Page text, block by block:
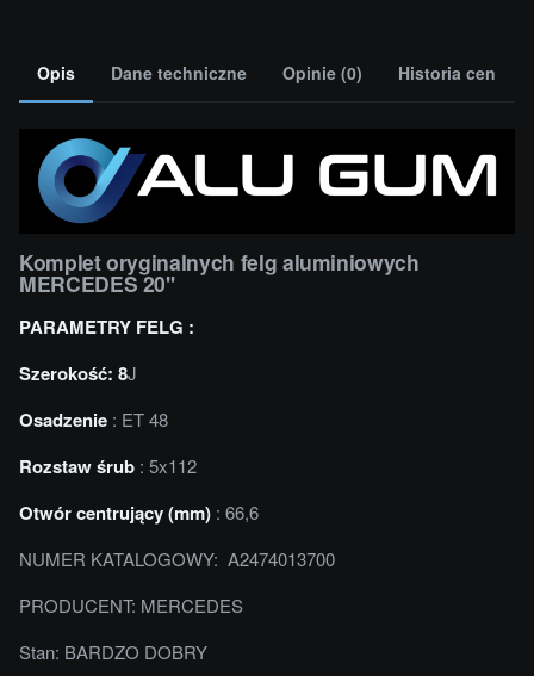
Opis Dane techniczne Opinie (0) Historia cen
Komplet oryginalnych felg aluminiowych
MERCEDES 20''
PARAMETRY FELG :
Szerokość: 8J
Osadzenie : ET 48
Rozstaw śrub : 5x112
Otwór centrujący (mm) : 66,6
NUMER KATALOGOWY: A2474013700
PRODUCENT: MERCEDES
Stan: BARDZO DOBRY